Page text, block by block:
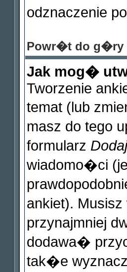
odznaczenie
Powr�t do g�ry
Jak mog�
Tworzenie
temat (lub
masz do tego
formularz
wiadomo�ci
ankiet).
przynajmniej
dodawa�
tak�e